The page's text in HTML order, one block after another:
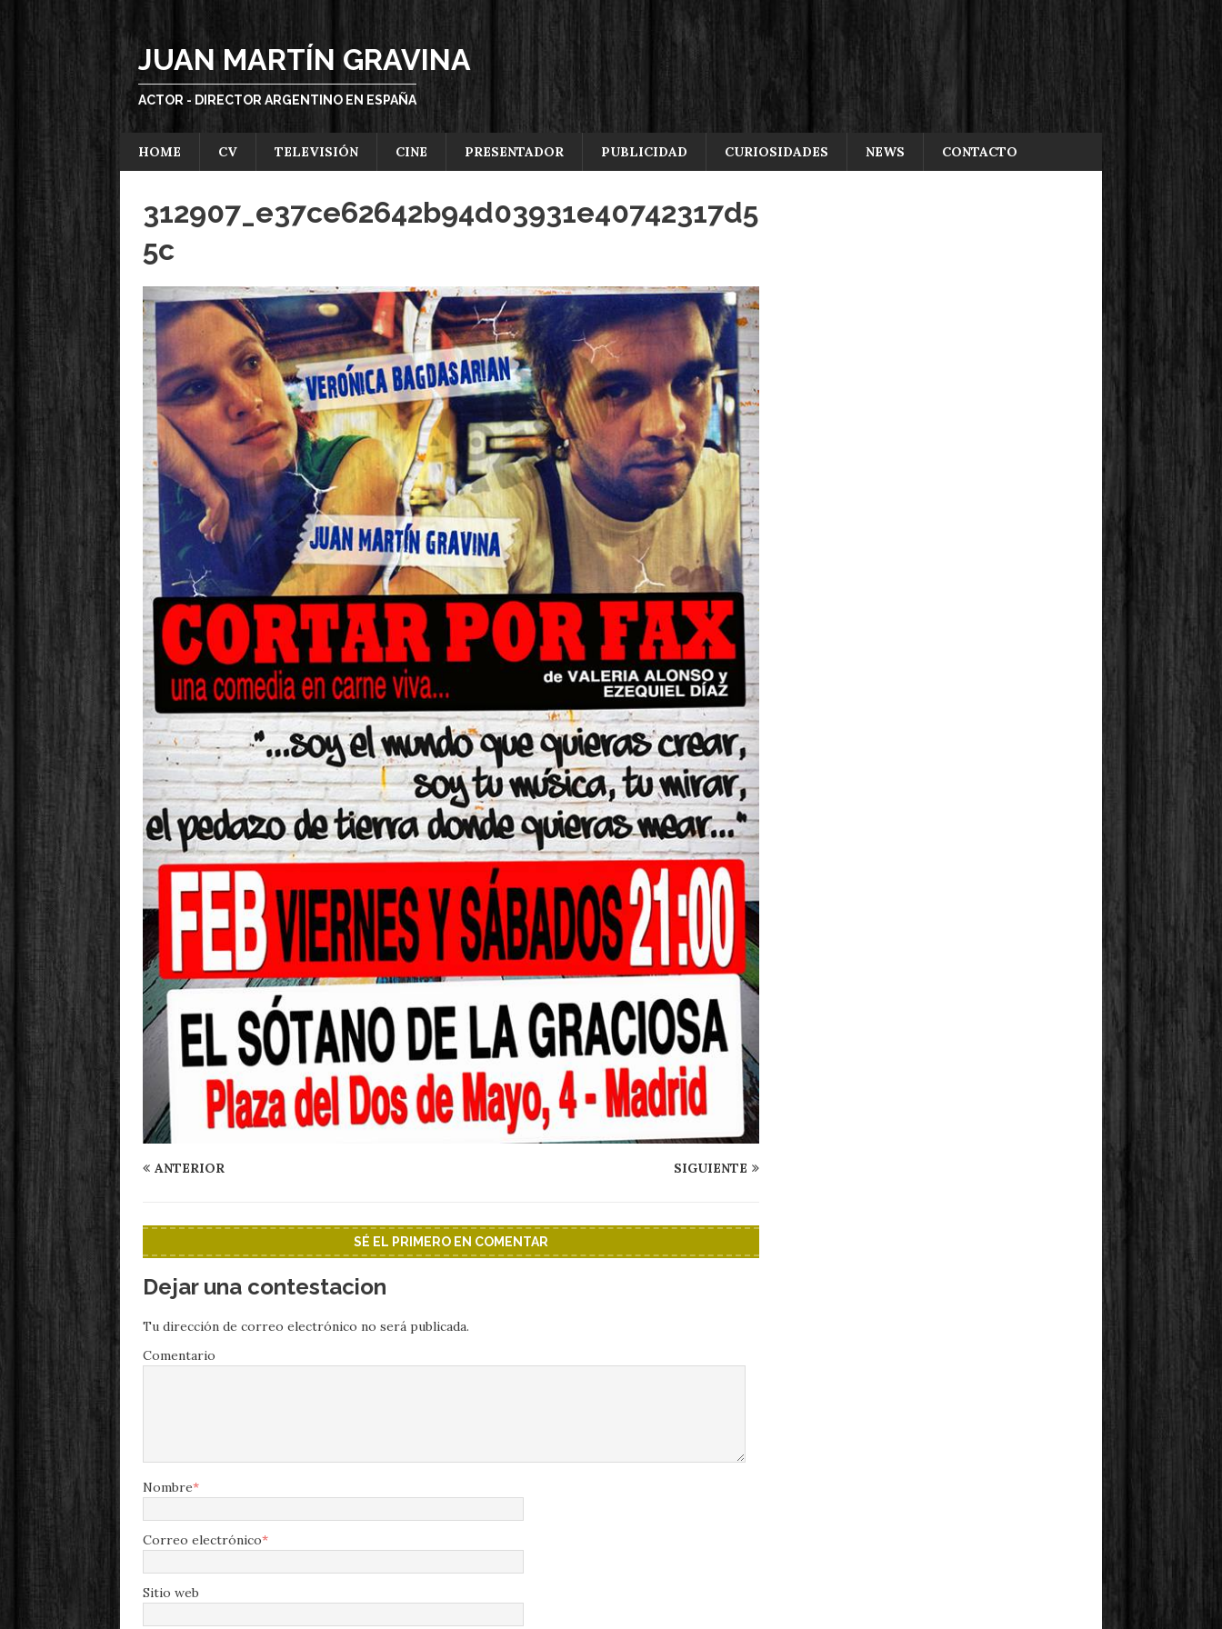
JUAN MARTÍN GRAVINA
ACTOR - DIRECTOR ARGENTINO EN ESPAÑA
HOME CV TELEVISIÓN CINE PRESENTADOR PUBLICIDAD CURIOSIDADES NEWS CONTACTO
312907_e37ce62642b94d03931e40742317d5
5c
ANTERIOR SIGUIENTE
SÉ EL PRIMERO EN COMENTAR
Dejar una contestacion
Tu dirección de correo electrónico no será publicada.
Comentario
Nombre*
Correo electrónico*
Sitio web